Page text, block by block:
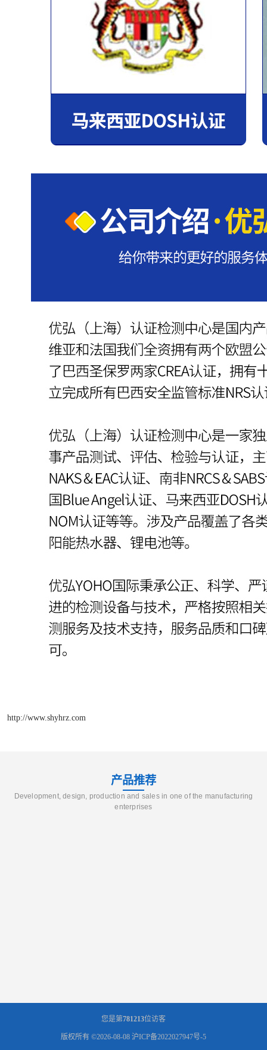
http://www.shyhrz.com
产品推荐
Development, design, production and sales in one of the manufacturing
enterprises
您是第781213位访客
版权所有 ©2026-08-08 沪ICP备2022027947号-5